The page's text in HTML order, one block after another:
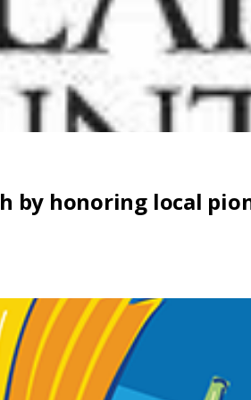
by honoring local